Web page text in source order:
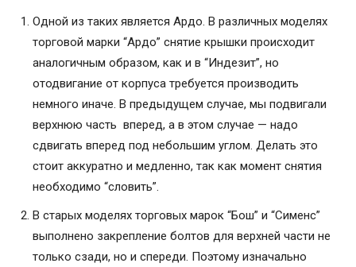
Одной из таких является Ардо. В различных моделях
торговой марки “Ардо” снятие крышки происходит
аналогичным образом, как и в “Индезит”, но
отодвигание от корпуса требуется производить
немного иначе. В предыдущем случае, мы подвигали
верхнюю часть вперед, а в этом случае — надо
сдвигать вперед под небольшим углом. Делать это
стоит аккуратно и медленно, так как момент снятия
необходимо “словить”.
В старых моделях торговых марок “Бош” и “Сименс”
выполнено закрепление болтов для верхней части не
только сзади, но и спереди. Поэтому изначально